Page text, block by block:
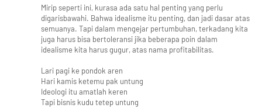
Mirip seperti ini, kurasa ada satu hal penting yang perlu
digarisbawahi. Bahwa idealisme itu penting, dan jadi dasar atas
semuanya. Tapi dalam mengejar pertumbuhan, terkadang kita
juga harus bisa bertoleransi jika beberapa poin dalam
idealisme kita harus gugur, atas nama profitabilitas.
Lari pagi ke pondok aren
Hari kamis ketemu pak untung
Ideologi itu amatlah keren
Tapi bisnis kudu tetep untung